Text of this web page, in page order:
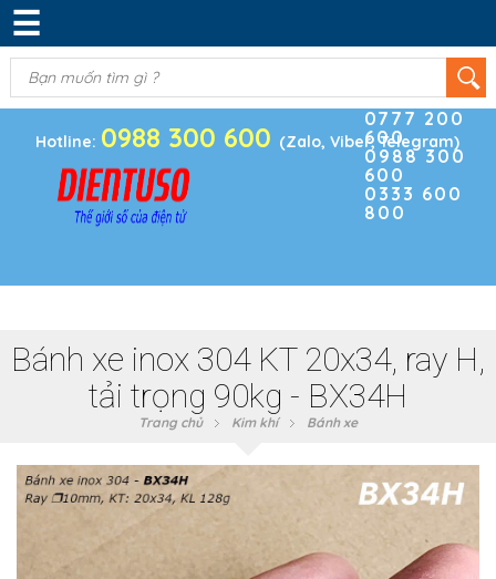
DANH MỤC SẢN PHẨM
KIM KHÍ
ĐIỆN TRỞ & TỤ ĐIỆN
BOARD PHÁT TRIỂN
MODULE CẢM BIẾN
LINH KIỆN KHÁC
☰
Hotline: 0988 300 600 (Zalo, Viber, Telegram)
Điện thoại
0777 200
600
0988 300
600
0333 600
800
(0)
Bánh xe inox 304 KT 20x34, ray H,
tải trọng 90kg - BX34H
Trang chủ Kim khí Bánh xe